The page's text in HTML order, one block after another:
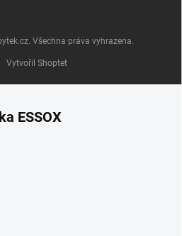
Vytvořil Shoptet
. Všechna práva vyhrazena.
ESSOX